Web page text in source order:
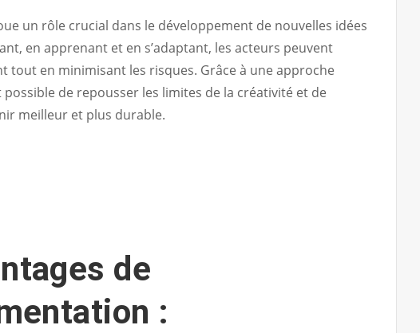
un rôle crucial dans le développement de nouvelles idées
en apprenant et en s’adaptant, les acteurs peuvent
tout en minimisant les risques. Grâce à une approche
de repousser les limites de la créativité et de
meilleur et plus durable.
de
: